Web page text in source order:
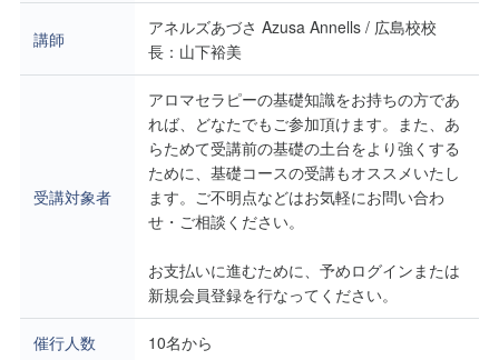
講師
アネルズあづさ Azusa Annells / 広島校校
長：山下裕美
受講対象者
アロマセラピーの基礎知識をお持ちの方であ
れば、どなたでもご参加頂けます。また、あ
らためて受講前の基礎の土台をより強くする
ために、基礎コースの受講もオススメいたし
ます。ご不明点などはお気軽にお問い合わ
せ・ご相談ください。
お支払いに進むために、予めログインまたは
新規会員登録を行なってください。
催行人数 10名から